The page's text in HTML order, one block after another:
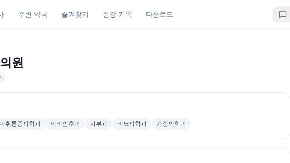
주변 약국 즐겨찾기 건강 기록 다운로드
원
마취통증의학과 이비인후과 피부과 비뇨의학과 가정의학과